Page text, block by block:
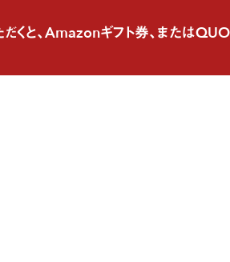
くと、Amazonギフト券、または